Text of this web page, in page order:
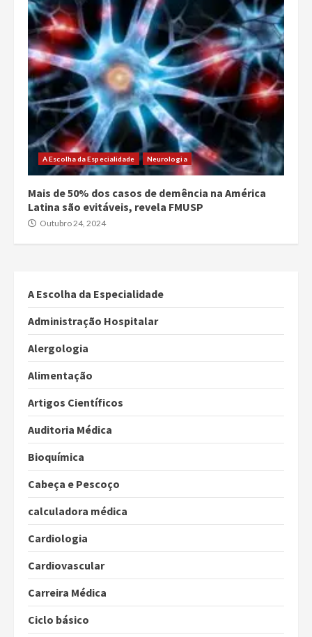
A Escolha da Especialidade Neurologia
Mais de 50% dos casos de demência na América
Latina são evitáveis, revela FMUSP
Outubro 24, 2024
A Escolha da Especialidade
Administração Hospitalar
Alergologia
Alimentação
Artigos Científicos
Auditoria Médica
Bioquímica
Cabeça e Pescoço
calculadora médica
Cardiologia
Cardiovascular
Carreira Médica
Ciclo básico